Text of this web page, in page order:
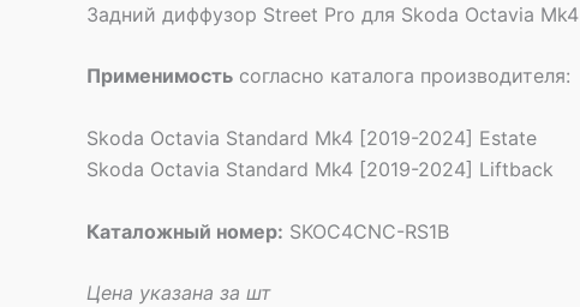
Задний диффузор Street Pro для Skoda Octavia Mk4
Применимость согласно каталога производителя:
Skoda Octavia Standard Mk4 [2019-2024] Estate
Skoda Octavia Standard Mk4 [2019-2024] Liftback
Каталожный номер: SKOC4CNC-RS1B
Цена указана за шт